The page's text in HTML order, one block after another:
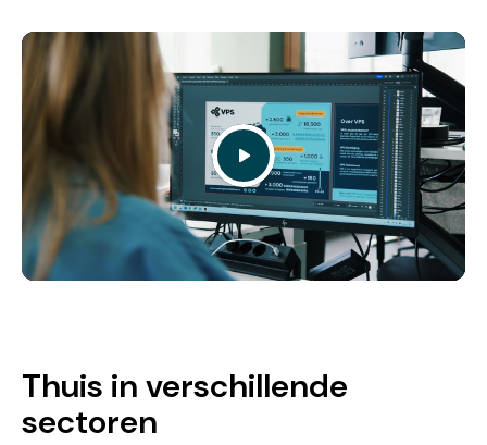
Play
Video
Thuis in verschillende
sectoren